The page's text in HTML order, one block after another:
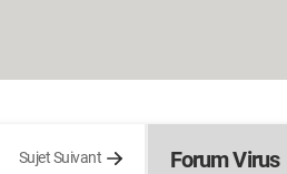
Sujet Suivant Forum Virus